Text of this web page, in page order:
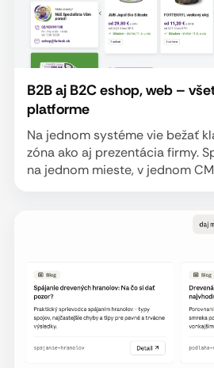
B2B aj B2C eshop, web –
platforme
Na jednom systéme vie bežať
zóna ako aj prezentácia firmy.
na jednom mieste, v jednom